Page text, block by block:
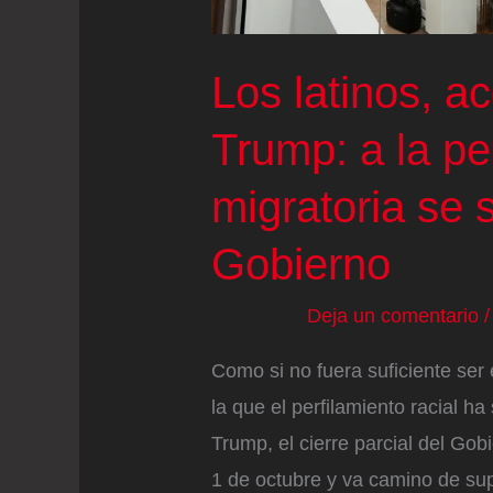
auditoría
“en
profundidad”
Los latinos,
Trump: a la
migratoria se
Gobierno
Deja un comentario /
Como si no fuera suficiente
la que el perfilamiento racial
Trump, el cierre parcial del
1 de octubre y va camino de